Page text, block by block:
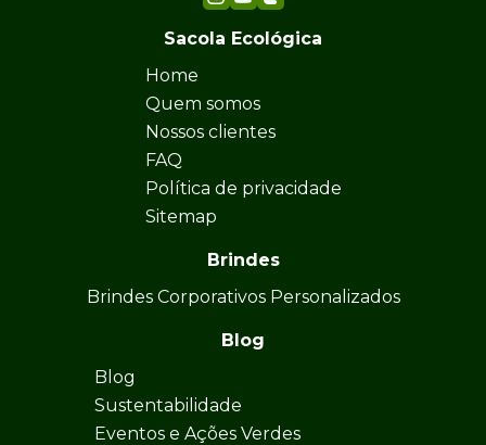
Sacola Ecológica
Home
Quem somos
Nossos clientes
FAQ
Política de privacidade
Sitemap
Brindes
Brindes Corporativos Personalizados
Blog
Blog
Sustentabilidade
Eventos e Ações Verdes